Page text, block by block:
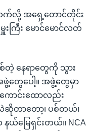
သက်လို့ အရှေ့တောင်တိုင်း
းကြီး မောင်မောင်လတ်
စ်တဲ့ နေရာတွေကို သွား
ဖွဲ့တွေပေါ့။ အဖွဲ့တွေမှာ
ောင်းထောလည်း
တာတော့၊ ပစ်တယ်၊
မြေရှင်းတယ်။ NCA